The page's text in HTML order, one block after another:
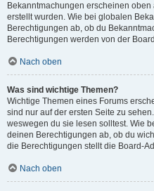
Bekanntmachungen erscheinen
erstellt wurden. Wie bei globalen
Berechtigungen ab, ob du
Berechtigungen werden von der
Nach oben
Was sind wichtige Themen?
Wichtige Themen eines Forums
sind nur auf der ersten Seite zu
weswegen du sie lesen solltest. Wie
deinen Berechtigungen ab, ob du
die Berechtigungen stellt die Board-
Nach oben